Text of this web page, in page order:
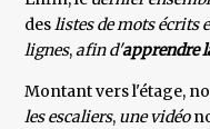
deslistes de mots écrits
lignes,afin d'apprendre
Montant vers l'étage,
les escaliers, une vidéo